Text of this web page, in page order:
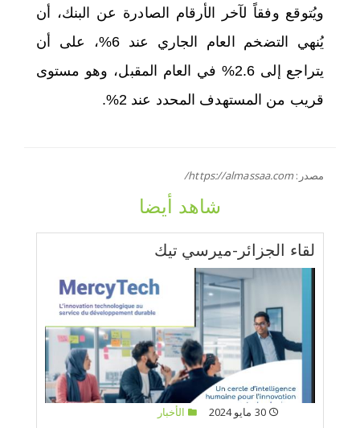
ويُتوقع وفقاً لآخر الأرقام الصادرة عن البنك، أن
يُنهي التضخم العام الجاري عند 6%، على أن
يتراجع إلى 2.6% في العام المقبل، وهو مستوى
قريب من المستهدف المحدد عند 2%.
مصدر:https://almassaa.com/
شاهد أيضا
لقاء الجزائر-ميرسي تيك
30 مايو 2024
الأخبار